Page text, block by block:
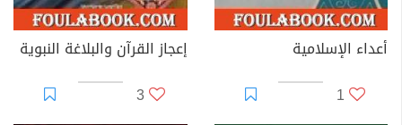
أعداء الإسلامية
1
إعجاز القرآن والبلاغة النبوية
3